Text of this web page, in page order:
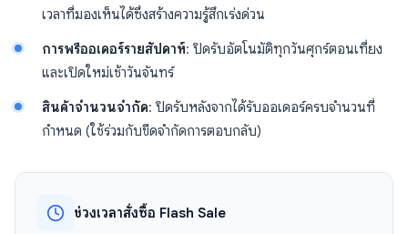
เวลาที่มองเห็นได้ซึ่งสร้างความรู้สึกเร่งด่วน
การพรีออเดอร์รายสัปดาห์: ปิดรับอัตโนมัติทุกวันศุกร์ตอนเที่ยง
และเปิดใหม่เช้าวันจันทร์
สินค้าจำนวนจำกัด: ปิดรับหลังจากได้รับออเดอร์ครบจำนวนที่
กำหนด (ใช้ร่วมกับขีดจำกัดการตอบกลับ)
ช่วงเวลาสั่งซื้อ Flash Sale